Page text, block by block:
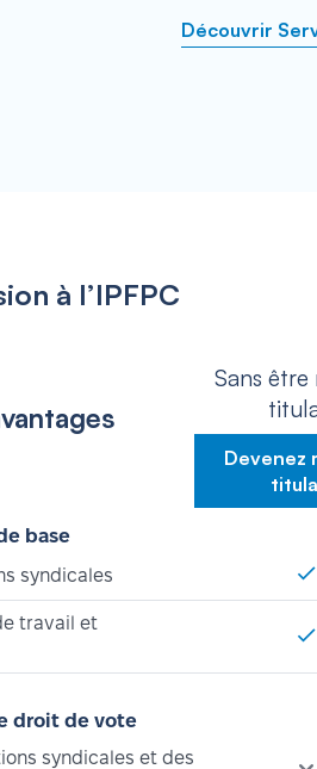
Découvrir
à l’IPFPC
Sans être
Devenez
base
syndicales
travail et
droit de vote
syndicales et des